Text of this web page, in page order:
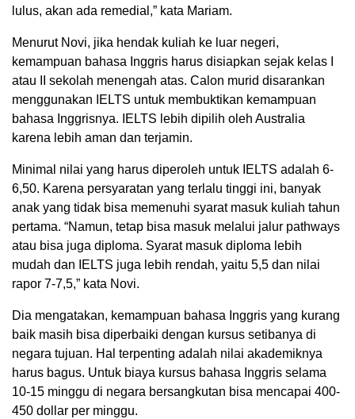
lulus, akan ada remedial,” kata Mariam.
Menurut Novi, jika hendak kuliah ke luar negeri,
kemampuan bahasa Inggris harus disiapkan sejak kelas I
atau II sekolah menengah atas. Calon murid disarankan
menggunakan IELTS untuk membuktikan kemampuan
bahasa Inggrisnya. IELTS lebih dipilih oleh Australia
karena lebih aman dan terjamin.
Minimal nilai yang harus diperoleh untuk IELTS adalah 6-
6,50. Karena persyaratan yang terlalu tinggi ini, banyak
anak yang tidak bisa memenuhi syarat masuk kuliah tahun
pertama. “Namun, tetap bisa masuk melalui jalur pathways
atau bisa juga diploma. Syarat masuk diploma lebih
mudah dan IELTS juga lebih rendah, yaitu 5,5 dan nilai
rapor 7-7,5,” kata Novi.
Dia mengatakan, kemampuan bahasa Inggris yang kurang
baik masih bisa diperbaiki dengan kursus setibanya di
negara tujuan. Hal terpenting adalah nilai akademiknya
harus bagus. Untuk biaya kursus bahasa Inggris selama
10-15 minggu di negara bersangkutan bisa mencapai 400-
450 dollar per minggu.